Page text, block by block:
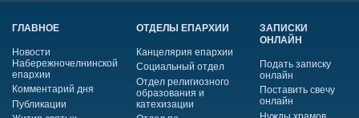
ГЛАВНОЕ
Новости
Набережночелнинской
епархии
Комментарий дня
Публикации
ОТДЕЛЫ ЕПАРХИИ
Канцелярия епархии
Социальный отдел
Отдел религиозного
образования и
катехизации
ЗАПИСКИ
ОНЛАЙН
Подать записку
онлайн
Поставить свечу
онлайн